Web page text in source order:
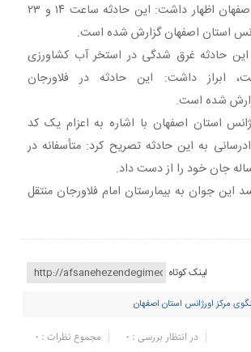
شدگی در استان اصفهان اظهار داشت: این حادثه ساعت ۱۴ و ۲۳
استان اصفهان گزارش شده است.
این حادثه غرق شدگی در استخر آب کشاورزی
ابراز داشت: این حادثه در فلاورجان
شده است.
استان اصفهان با اشاره به اعزام یک کد
به این حادثه تصریح کرد: متأسفانه در
این جوان به بیمارستان امام فلاورجان منتقل
لینک کوتاه
مرکز اورژانس استان اصفهان
مجموع نظرات : 0
در انتظار بررسی : 0